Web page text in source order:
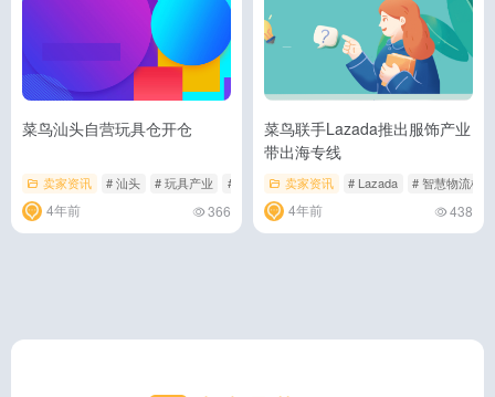
菜鸟汕头自营玩具仓开仓
卖家资讯 # 汕头 # 玩具产业 # 菜鸟
4年前 366
菜鸟联手Lazada推出服饰产业
带出海专线
卖家资讯 # Lazada # 智慧物流枢纽
4年前 438